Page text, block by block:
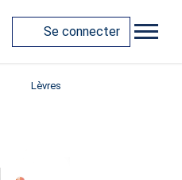
Se connecter
Lèvres